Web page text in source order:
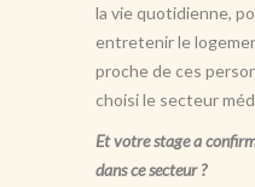
la vie quotidienne,
entretenir le
proche de ces
choisi le secteur
Et votre stage a
dans ce secteur ?